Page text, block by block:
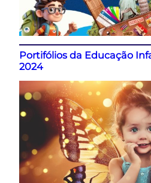
Portifólios da Educação
2024